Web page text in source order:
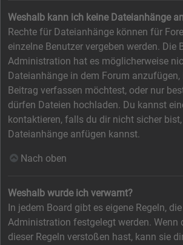
Weshalb kann ich keine Dateianhänge
Rechte für Dateianhänge können für
einzelne Benutzer vergeben werden. Die
Administration hat es möglicherweise
Dateianhänge in dem Forum
Beitrag verfassen möchtest, oder nur
dürfen Dateien hochladen. Du kannst
kontaktieren, falls du dir nicht sicher
Dateianhänge anfügen kannst.
Nach oben
Weshalb wurde ich verwarnt?
In jedem Board gibt es eigene Regeln,
Administration festgelegt werden. Wenn
dieser Regeln verstoßen hast, kann sie